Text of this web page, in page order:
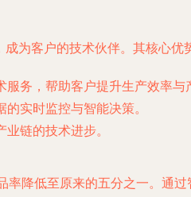
为客户的技术伙伴。其核心优
务，帮助客户提升生产效率与
实时监控与智能决策。
链的技术进步。
降低至原来的五分之一。通